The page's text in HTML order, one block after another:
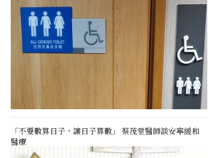
「不要數算日子，讓日子算數」 蔡茂堂醫師談安寧緩和
醫療